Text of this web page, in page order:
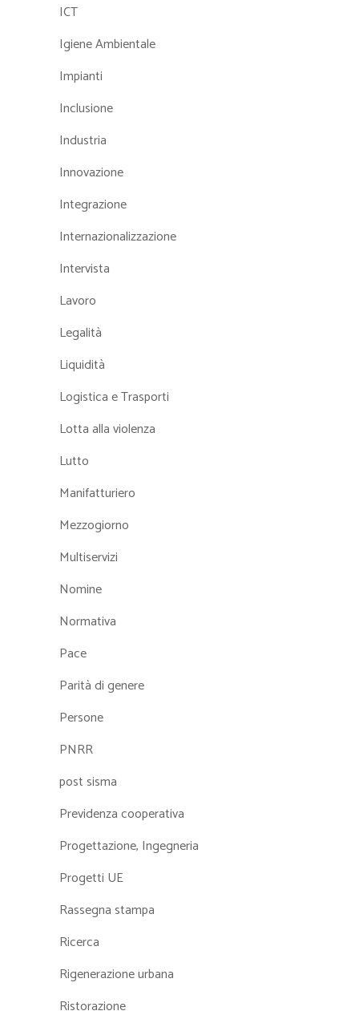
ICT
Igiene Ambientale
Impianti
Inclusione
Industria
Innovazione
Integrazione
Internazionalizzazione
Intervista
Lavoro
Legalità
Liquidità
Logistica e Trasporti
Lotta alla violenza
Lutto
Manifatturiero
Mezzogiorno
Multiservizi
Nomine
Normativa
Pace
Parità di genere
Persone
PNRR
post sisma
Previdenza cooperativa
Progettazione, Ingegneria
Progetti UE
Rassegna stampa
Ricerca
Rigenerazione urbana
Ristorazione